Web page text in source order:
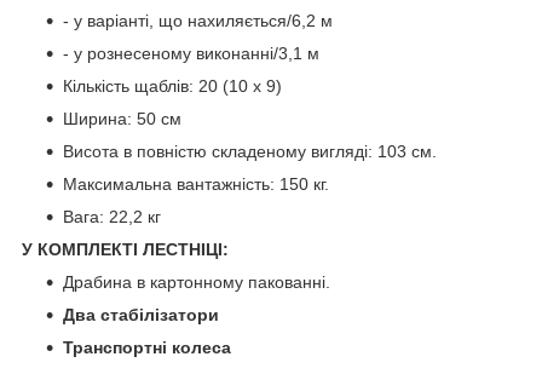
- у варіанті, що нахиляється/6,2 м
- у рознесеному виконанні/3,1 м
Кількість щаблів: 20 (10 х 9)
Ширина: 50 см
Висота в повністю складеному вигляді: 103 см.
Максимальна вантажність: 150 кг.
Вага: 22,2 кг
У КОМПЛЕКТІ ЛЕСТНІЦІ:
Драбина в картонному пакованні.
Два стабілізатори
Транспортні колеса